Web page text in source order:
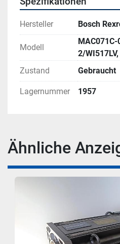
Hersteller Bosch
Modell
2/
Zustand
Gebraucht
Lagernummer 1957
Ähnliche